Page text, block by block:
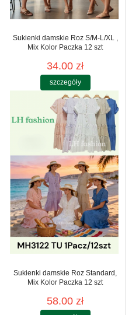
Sukienki damskie Roz S/M-L/XL ,
Mix Kolor Paczka 12 szt
34.00 zł
szczegóły
Sukienki damskie Roz Standard,
Mix Kolor Paczka 12 szt
58.00 zł